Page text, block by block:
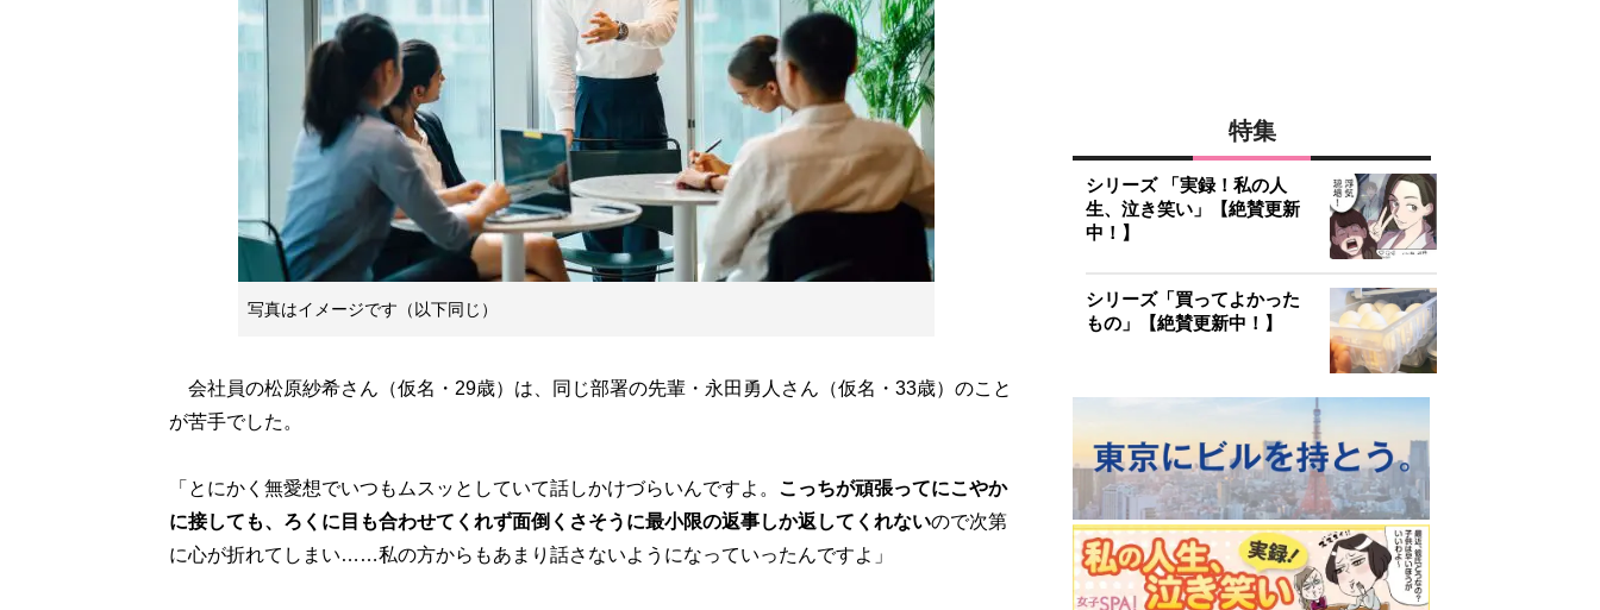
写真はイメージです（以下同じ）
会社員の松原紗希さん（仮名・29歳）は、同じ部署の先輩・永田勇人さん（仮名・33歳）のこと
が苦手でした。
「とにかく無愛想でいつもムスッとしていて話しかけづらいんですよ。 こっちが頑張ってにこやか
に接しても、ろくに目も合わせてくれず面倒くさそうに最小限の返事しか返してくれないので次第
に心が折れてしまい……私の方からもあまり話さないようになっていったんですよ」
特集
シリーズ 「実録！私の人
生、泣き笑い」【絶賛更新
中！】
シリーズ「買ってよかった
もの」【絶賛更新中！】